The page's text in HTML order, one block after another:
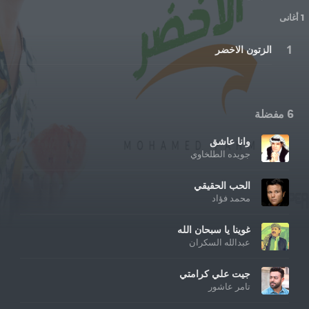
1 أغانى
الزتون الاخضر
6 مفضلة
وانا عاشق
جويده الطلخاوي
الحب الحقيقي
محمد فؤاد
غوينا يا سبحان الله
عبدالله السكران
جيت علي كرامتي
تامر عاشور